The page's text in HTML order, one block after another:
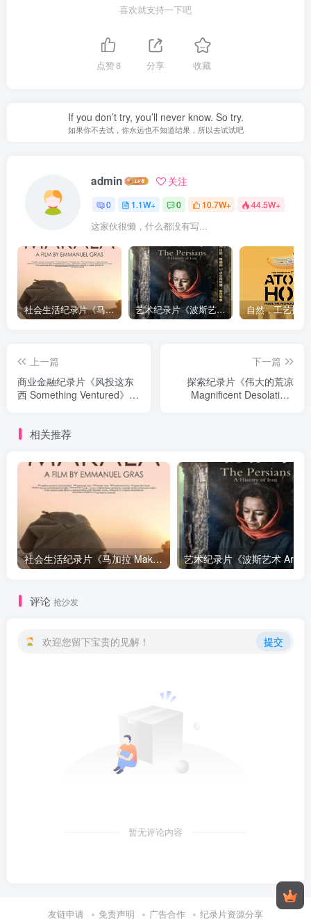
喜欢就支持一下吧
点赞8 分享 收藏
If you don’t try, you’ll never know. So try.
如果你不去试，你永远也不知道结果，所以去试试吧
admin 关注
0 1.1W+ 0 10.7W+ 44.5W+
这家伙很懒，什么都没有写...
社会生活纪录片《马加拉 Makala》下载 艺术纪录片《波斯艺术 Art of Persia》下载
上一篇
商业金融纪录片《风投这东
西 Something Ventured》下
下一篇
探索纪录片《伟大的荒凉
Magnificent Desolation:
相关推荐
社会生活纪录片《马加拉 Makala》下载
评论 抢沙发
欢迎您留下宝贵的见解！ 提交
暂无评论内容
友链申请 免责声明 广告合作 纪录片资源分享